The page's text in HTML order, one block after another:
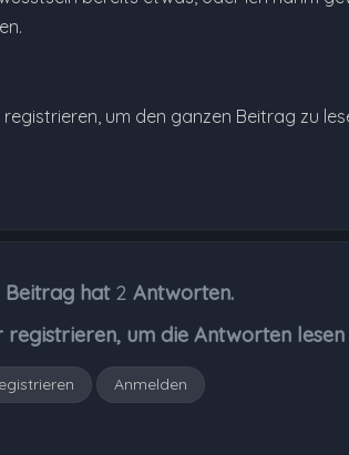
um den ganzen Beitrag zu
Beitrag hat 2 Antworten.
um die Antworten lesen
Anmelden